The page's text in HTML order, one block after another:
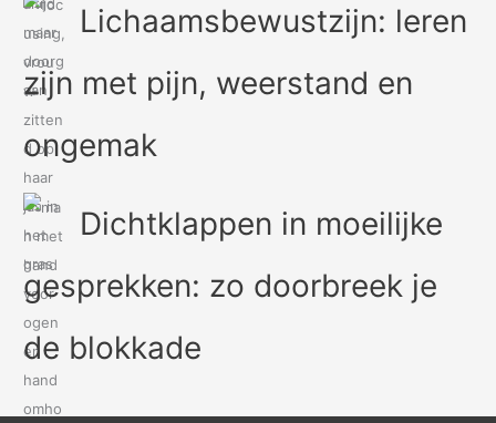
Lichaamsbewustzijn: leren
zijn met pijn, weerstand en
ongemak
Dichtklappen in moeilijke
gesprekken: zo doorbreek je
de blokkade